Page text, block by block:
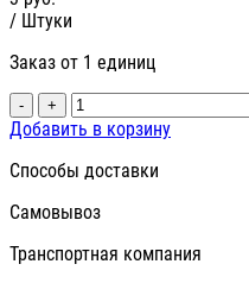
/ Штуки
Заказ от 1 единиц
- +
Добавить в корзину
Способы доставки
Самовывоз
Транспортная компания